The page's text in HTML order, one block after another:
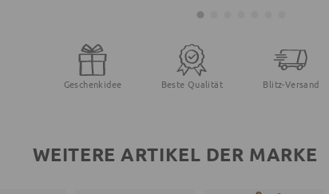
Geschenkidee Beste Qualität Blitz-Versand
WEITERE ARTIKEL DER MARKE